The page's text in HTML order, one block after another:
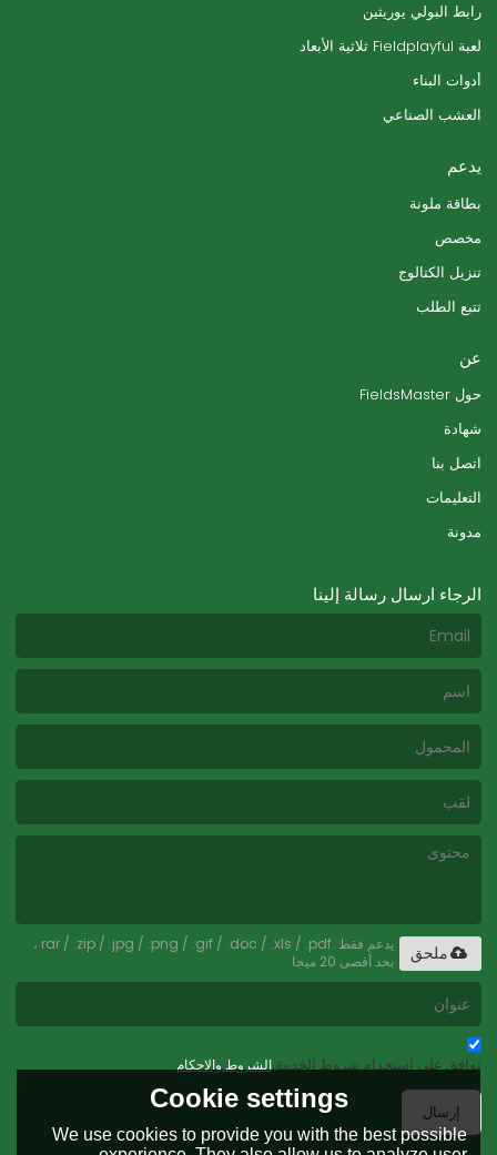
رابط البولي يوريثين
لعبة Fieldplayful ثلاثية الأبعاد
أدوات البناء
العشب الصناعي
يدعم
بطاقة ملونة
مخصص
تنزيل الكتالوج
تتبع الطلب
عن
حول FieldsMaster
شهادة
اتصل بنا
التعليمات
مدونة
الرجاء ارسال رسالة إلينا
يدعم فقط .rar / .zip / .jpg / .png / .gif / .doc / .xls / .pdf ،
بحد أقصى 20 ميجا
ملحق
توافق على استخدام شروط الخدمة,الشروط والاحكام
إرسال Cookie settings
We use cookies to provide you with the best possible